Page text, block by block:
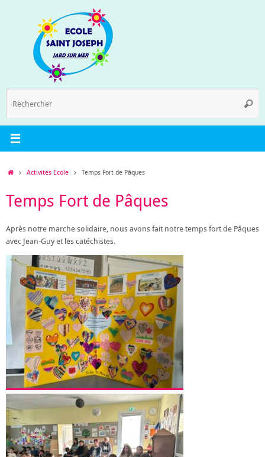
AccueilActivités Ecole Temps Fort de Pâques
Temps Fort de Pâques
Après notre marche solidaire, nous avons fait notre temps fort de Pâques
avec Jean-Guy et les catéchistes.